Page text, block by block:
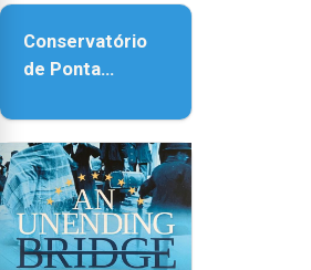
Conservatório
de Ponta
contar com
novos
instrumentos